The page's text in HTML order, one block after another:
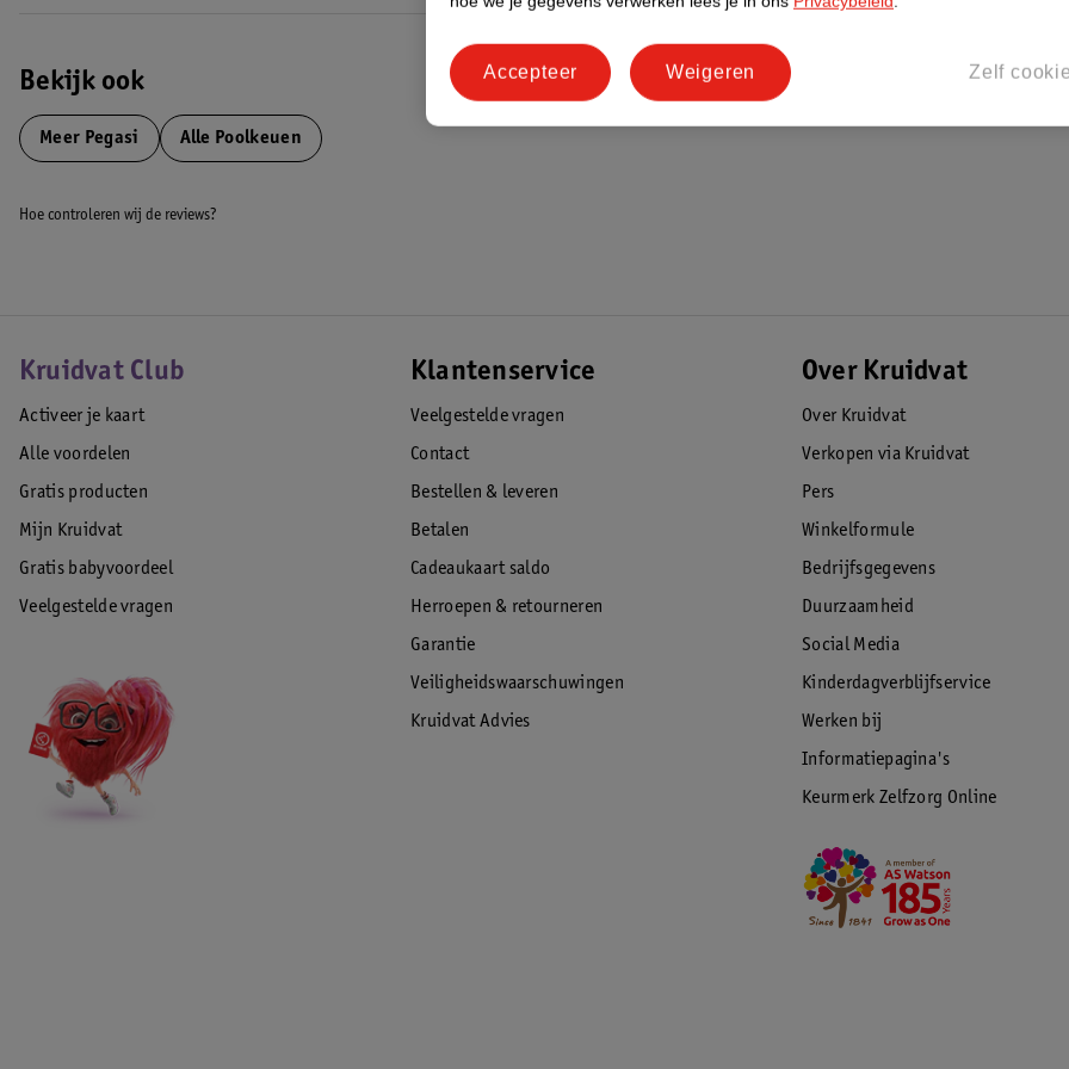
Bekijk ook
Meer Pegasi Alle Poolkeuen
Hoe controleren wij de reviews?
Kruidvat Club
Activeer je kaart
Alle voordelen
Gratis producten
Mijn Kruidvat
Gratis babyvoordeel
Veelgestelde vragen
Klantenservice
Veelgestelde vragen
Contact
Bestellen & leveren
Betalen
Cadeaukaart saldo
Herroepen & retourneren
Garantie
Veiligheidswaarschuwingen
Kruidvat Advies
Over Kruidvat
Over Kruidvat
Verkopen via Kruidvat
Pers
Winkelformule
Bedrijfsgegevens
Duurzaamheid
Social Media
Kinderdagverblijfservice
Werken bij
Informatiepagina's
Keurmerk Zelfzorg Online
Zelf
Weigeren
Accepteer